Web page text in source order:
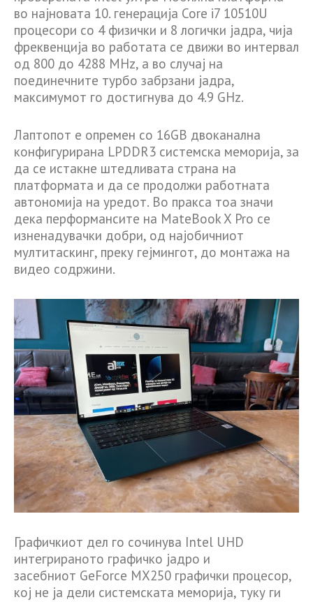
во најновата 10. генерација Core i7 10510U
процесори со 4 физички и 8 логички јадра, чија
фреквенција во работата се движи во интервал
од 800 до 4288 MHz, а во случај на
поединечните турбо забрзани јадра,
максимумот го достигнува до 4.9 GHz.
Лаптопот е опремен со 16GB двоканална
конфигурирана LPDDR3 системска меморија, за
да се истакне штедливата страна на
платформата и да се продолжи работната
автономија на уредот. Во пракса тоа значи
дека перформансите на MateBook X Pro се
изненадувачки добри, од најобичниот
мултитаскинг, преку гејмингот, до монтажа на
видео содржини.
Графичкиот дел го сочинува Intel UHD
интегрираното графичко јадро и
засебниот GeForce MX250 графички процесор,
кој не ја дели системската меморија, туку ги